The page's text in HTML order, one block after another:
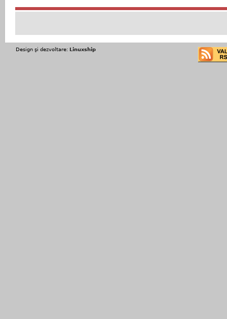
Design şi dezvoltare: Linuxship